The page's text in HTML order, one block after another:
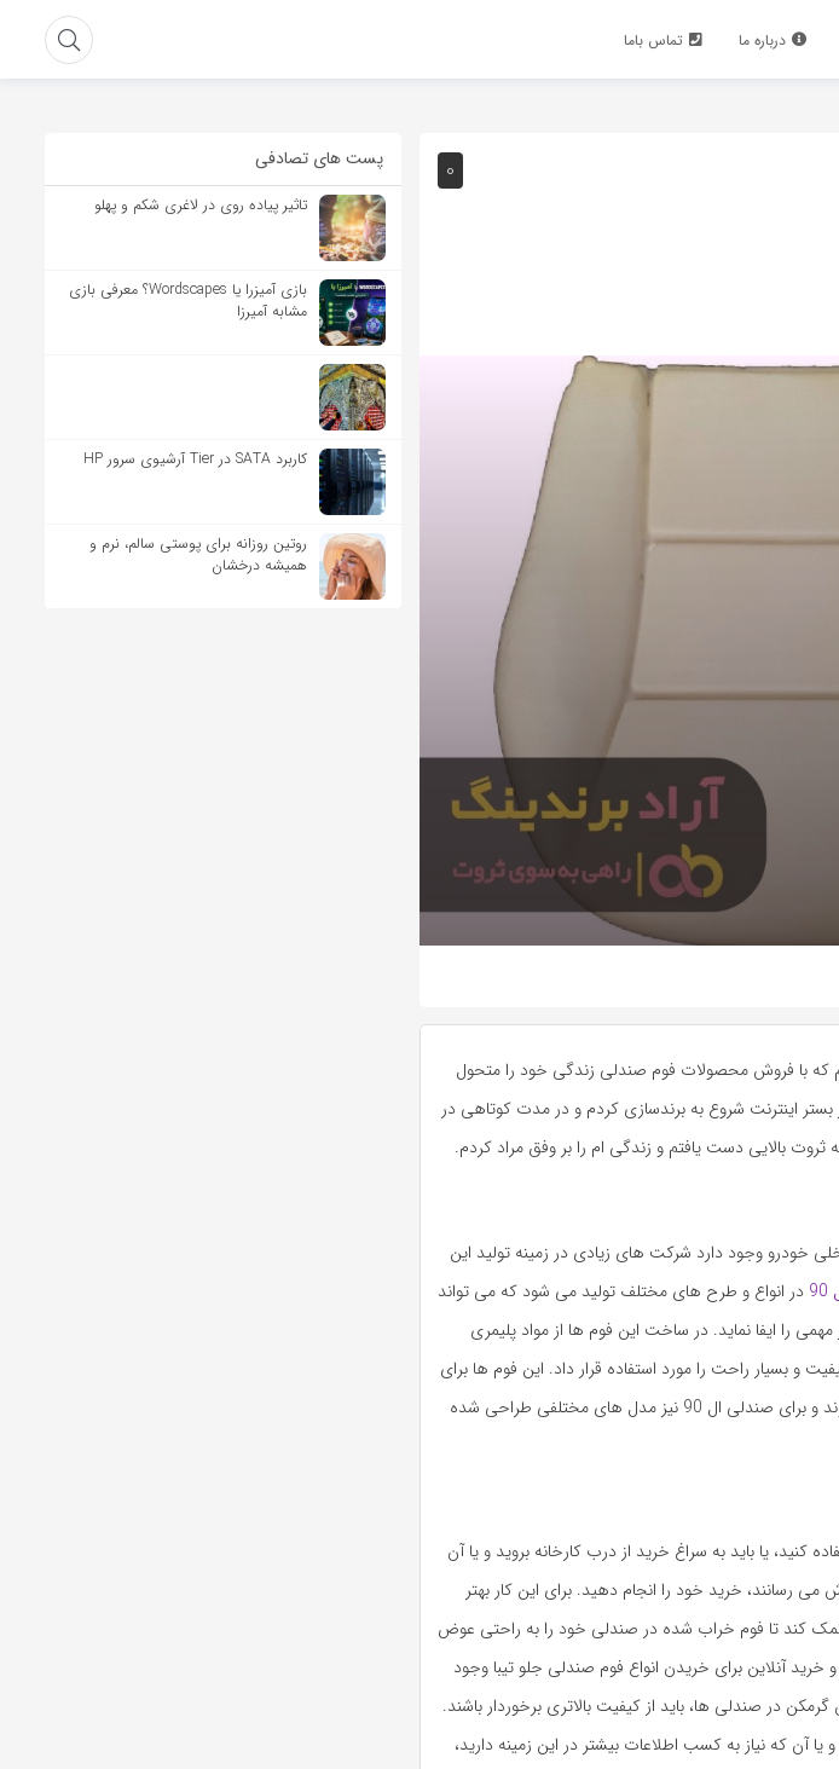
درباره ما تماس باما
0
که با فروش محصولات فوم صندلی زندگی خود را متحول
اینترنت شروع به برندسازی کردم و در مدت کوتاهی در
بالایی دست یافتم و زندگی ام را بر وفق مراد کردم.
خودرو وجود دارد شرکت های زیادی در زمینه تولید این
در انواع و طرح های مختلف تولید می شود که می تواند
را ایفا نماید. در ساخت این فوم ها از مواد پلیمری
و بسیار راحت را مورد استفاده قرار داد. این فوم ها برای
انواع ماشین ها به صورت منحصر به فرد تولید می شوند و برای صندلی ال 90 نیز مدل های مختلفی طراحی شده
کنید، یا باید به سراغ خرید از درب کارخانه بروید و یا آن
رسانند، خرید خود را انجام دهید. برای این کار بهتر
کند تا فوم خراب شده در صندلی خود را به راحتی عوض
آنلاین برای خریدن انواع فوم صندلی جلو تیبا وجود
در صندلی ها، باید از کیفیت بالاتری برخوردار باشند.
آن که نیاز به کسب اطلاعات بیشتر در این زمینه دارید،
پست های تصادفی
تاثیر پیاده روی در لاغری شکم و پهلو
بازی آمیزرا یا Wordscapes؟ معرفی بازی
مشابه آمیرزا
کاربرد SATA در Tier آرشیوی سرور HP
روتین روزانه برای پوستی سالم، نرم و
همیشه درخشان